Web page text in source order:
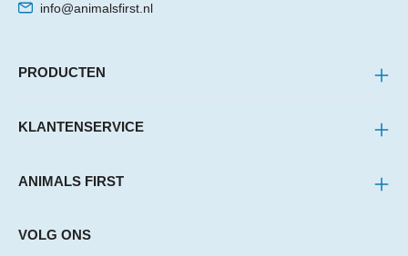
info@animalsfirst.nl
PRODUCTEN
KLANTENSERVICE
ANIMALS FIRST
VOLG ONS